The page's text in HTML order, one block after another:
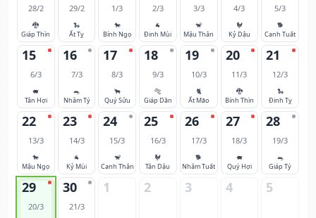
28/2
🐉
Giáp Thìn
29/2
🐍
Ất Tỵ
1/3
🐎
Bính Ngọ
2/3
🐐
Đinh Mùi
3/3
🐒
Mậu Thân
4/3
🐓
Kỷ Dậu
5/3
🐕
Canh Tuất
15
6/3
🐖
Tân Hợi
16
7/3
🐀
Nhâm Tý
17
8/3
🐂
Quý Sửu
18
9/3
🐅
Giáp Dần
19
10/3
🐈
Ất Mão
20
11/3
🐉
Bính Thìn
21
12/3
🐍
Đinh Tỵ
22
13/3
🐎
Mậu Ngọ
23
14/3
🐐
Kỷ Mùi
24
15/3
🐒
Canh Thân
25
16/3
🐓
Tân Dậu
26
17/3
🐕
Nhâm Tuất
27
18/3
🐖
Quý Hợi
28
19/3
🐀
Giáp Tý
29
20/3
30
21/3
1 2 3 4 5